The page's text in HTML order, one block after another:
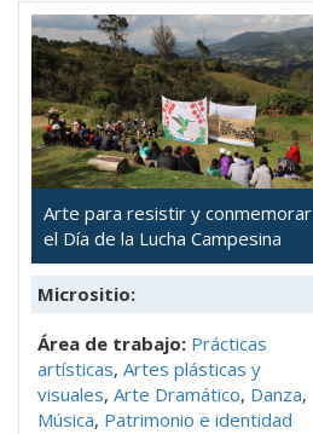
Arte para resistir y conmemorar
el Día de la Lucha Campesina
Micrositio:
Área de trabajo: Prácticas
artísticas, Artes plásticas y
visuales, Arte Dramático, Danza,
Música, Patrimonio e identidad